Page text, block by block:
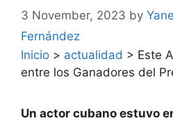
3 November, 2023 by
Fernández
Inicio > actualidad > Este
entre los Ganadores del
Un actor cubano estuvo